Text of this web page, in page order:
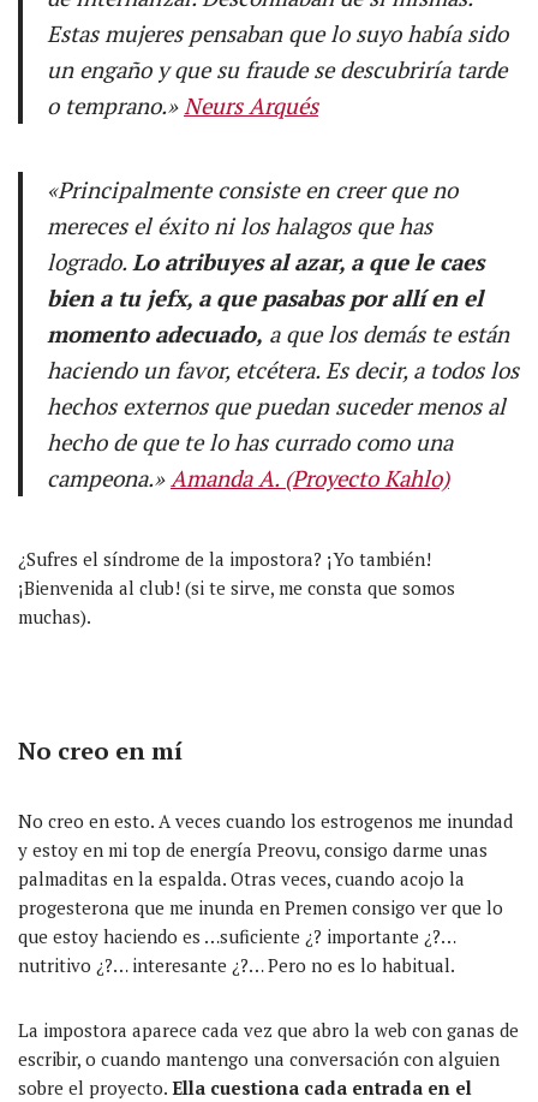
Estas mujeres pensaban que lo suyo había sido
un engaño y que su fraude se descubriría tarde
o temprano.»Neurs Arqués
«Principalmente consiste en creer que no
mereces el éxito ni los halagos que has
logrado.Lo atribuyes al azar, a que le caes
bien a tu jefx, a que pasabas por allí en el
momento adecuado, a que los demás te están
haciendo un favor, etcétera. Es decir, a todos los
hechos externos que puedan suceder menos al
hecho de que te lo has currado como una
campeona.»Amanda A. (Proyecto Kahlo)
¿Sufres el síndrome de la impostora? ¡Yo también!
¡Bienvenida al club! (si te sirve, me consta que somos
muchas).
No creo en mí
No creo en esto. A veces cuando los estrogenos me inundad
y estoy en mi top de energía Preovu, consigo darme unas
palmaditas en la espalda. Otras veces, cuando acojo la
progesterona que me inunda en Premen consigo ver que lo
que estoy haciendo es …suficiente ¿? importante ¿?…
nutritivo ¿?… interesante ¿?… Pero no es lo habitual.
La impostora aparece cada vez que abro la web con ganas de
escribir, o cuando mantengo una conversación con alguien
sobre el proyecto. Ella cuestiona cada entrada en el